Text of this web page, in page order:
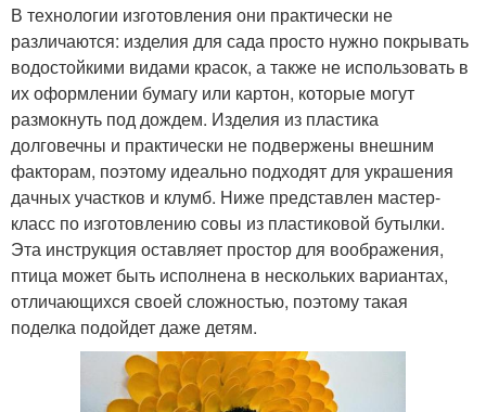
Поделка из
пластиковой бутылки
Сова из пластикового
бутля-канистры
В технологии изготовления они практически не
различаются: изделия для сада просто нужно покрывать
водостойкими видами красок, а также не использовать в
их оформлении бумагу или картон, которые могут
размокнуть под дождем. Изделия из пластика
долговечны и практически не подвержены внешним
факторам, поэтому идеально подходят для украшения
дачных участков и клумб. Ниже представлен мастер-
класс по изготовлению совы из пластиковой бутылки.
Эта инструкция оставляет простор для воображения,
птица может быть исполнена в нескольких вариантах,
отличающихся своей сложностью, поэтому такая
поделка подойдет даже детям.